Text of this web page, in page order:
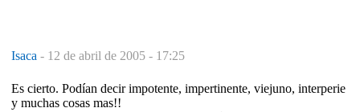
Isaca - 12 de abril de 2005 - 17:25
Es cierto. Podían decir impotente, impertinente, viejuno, interperie
y muchas cosas mas!!